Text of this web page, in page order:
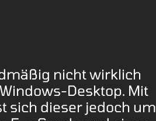
nicht wirklich
Desktop. Mit
sich dieser jedoch um